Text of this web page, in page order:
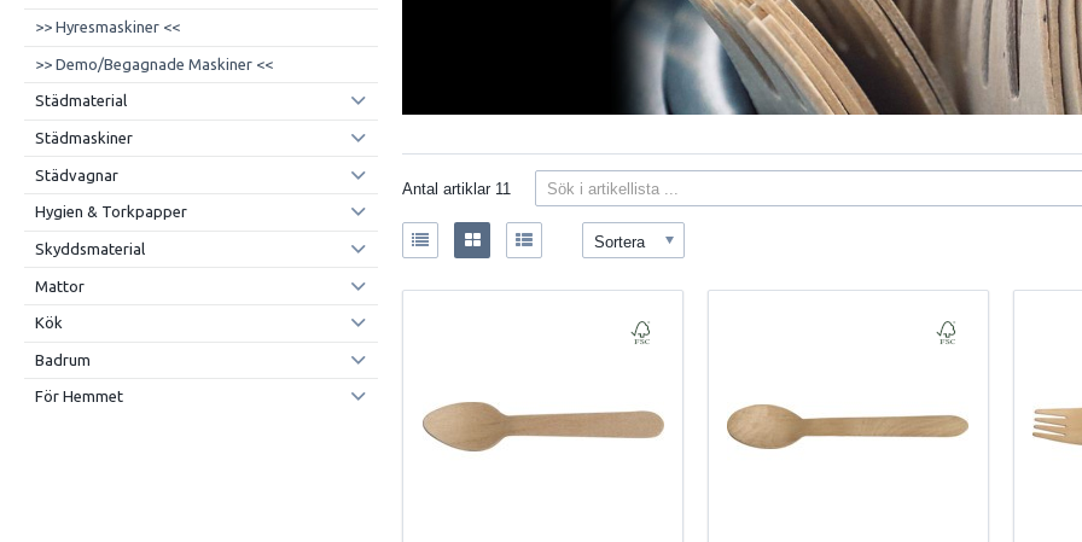
>> Hyresmaskiner <<
>> Demo/Begagnade Maskiner <<
Städmaterial
Städmaskiner
Städvagnar
Hygien & Torkpapper
Skyddsmaterial
Mattor
Kök
Badrum
För Hemmet
Antal artiklar 11
Sortera